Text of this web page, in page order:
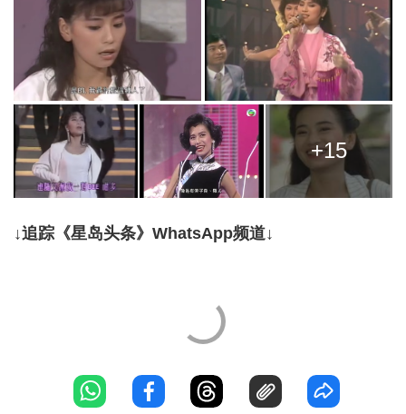
+15
↓追踪《星岛头条》WhatsApp频道↓